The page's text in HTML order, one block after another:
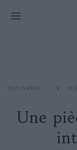
DO IT IN PARIS LE
Une